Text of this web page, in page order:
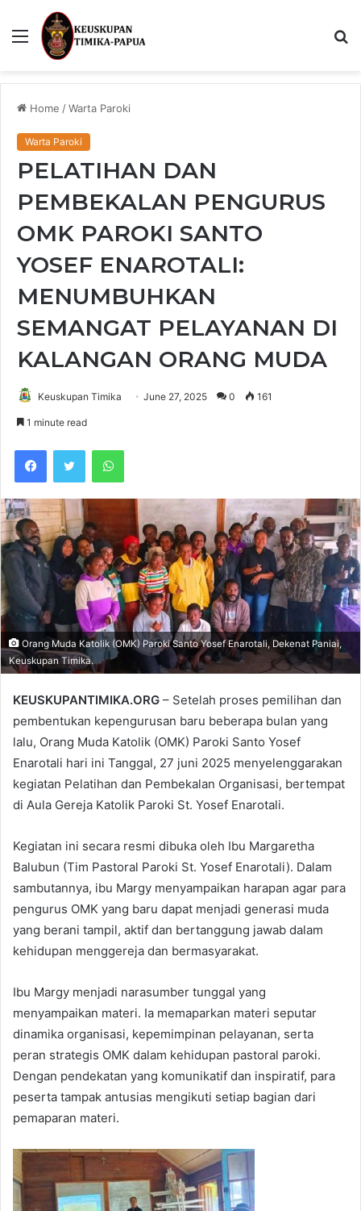
Menu
Home /Warta Paroki
Warta Paroki
PELATIHAN DAN
PEMBEKALAN PENGURUS
OMK PAROKI SANTO
YOSEF ENAROTALI:
MENUMBUHKAN
SEMANGAT PELAYANAN DI
KALANGAN ORANG MUDA
Keuskupan Timika June 27, 2025 0 161
1 minute read
Orang Muda Katolik (OMK) Paroki Santo Yosef Enarotali, Dekenat Paniai,
Keuskupan Timika.
KEUSKUPANTIMIKA.ORG – Setelah proses pemilihan dan
pembentukan kepengurusan baru beberapa bulan yang
lalu, Orang Muda Katolik (OMK) Paroki Santo Yosef
Enarotali hari ini Tanggal, 27 juni 2025 menyelenggarakan
kegiatan Pelatihan dan Pembekalan Organisasi, bertempat
di Aula Gereja Katolik Paroki St. Yosef Enarotali.
Kegiatan ini secara resmi dibuka oleh Ibu Margaretha
Balubun (Tim Pastoral Paroki St. Yosef Enarotali). Dalam
sambutannya, ibu Margy menyampaikan harapan agar para
pengurus OMK yang baru dapat menjadi generasi muda
yang berani tampil, aktif dan bertanggung jawab dalam
kehidupan menggereja dan bermasyarakat.
Ibu Margy menjadi narasumber tunggal yang
menyampaikan materi. Ia memaparkan materi seputar
dinamika organisasi, kepemimpinan pelayanan, serta
peran strategis OMK dalam kehidupan pastoral paroki.
Dengan pendekatan yang komunikatif dan inspiratif, para
peserta tampak antusias mengikuti setiap bagian dari
pemaparan materi.